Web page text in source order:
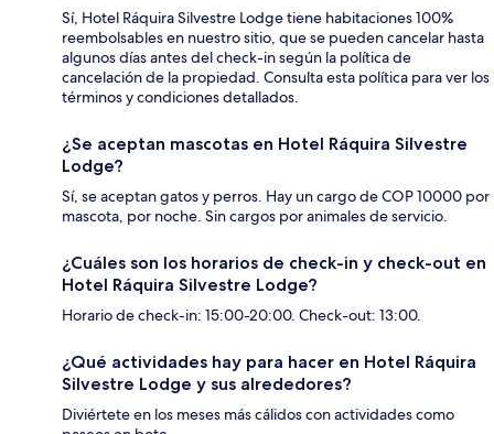
Sí, Hotel Ráquira Silvestre Lodge tiene habitaciones 100%
reembolsables en nuestro sitio, que se pueden cancelar hasta
algunos días antes del check-in según la política de
cancelación de la propiedad. Consulta esta política para ver los
términos y condiciones detallados.
¿Se aceptan mascotas en Hotel Ráquira Silvestre
Lodge?
Sí, se aceptan gatos y perros. Hay un cargo de COP 10000 por
mascota, por noche. Sin cargos por animales de servicio.
¿Cuáles son los horarios de check-in y check-out en
Hotel Ráquira Silvestre Lodge?
Horario de check-in: 15:00-20:00. Check-out: 13:00.
¿Qué actividades hay para hacer en Hotel Ráquira
Silvestre Lodge y sus alrededores?
Diviértete en los meses más cálidos con actividades como